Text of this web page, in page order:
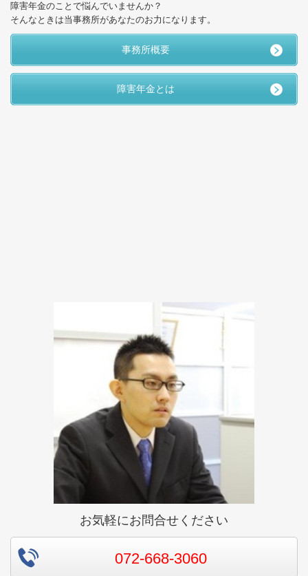
障害年金のことで悩んでいませんか？
そんなときは当事務所があなたのお力になります。
事務所概要
障害年金とは
お気軽にお問合せください
072-668-3060